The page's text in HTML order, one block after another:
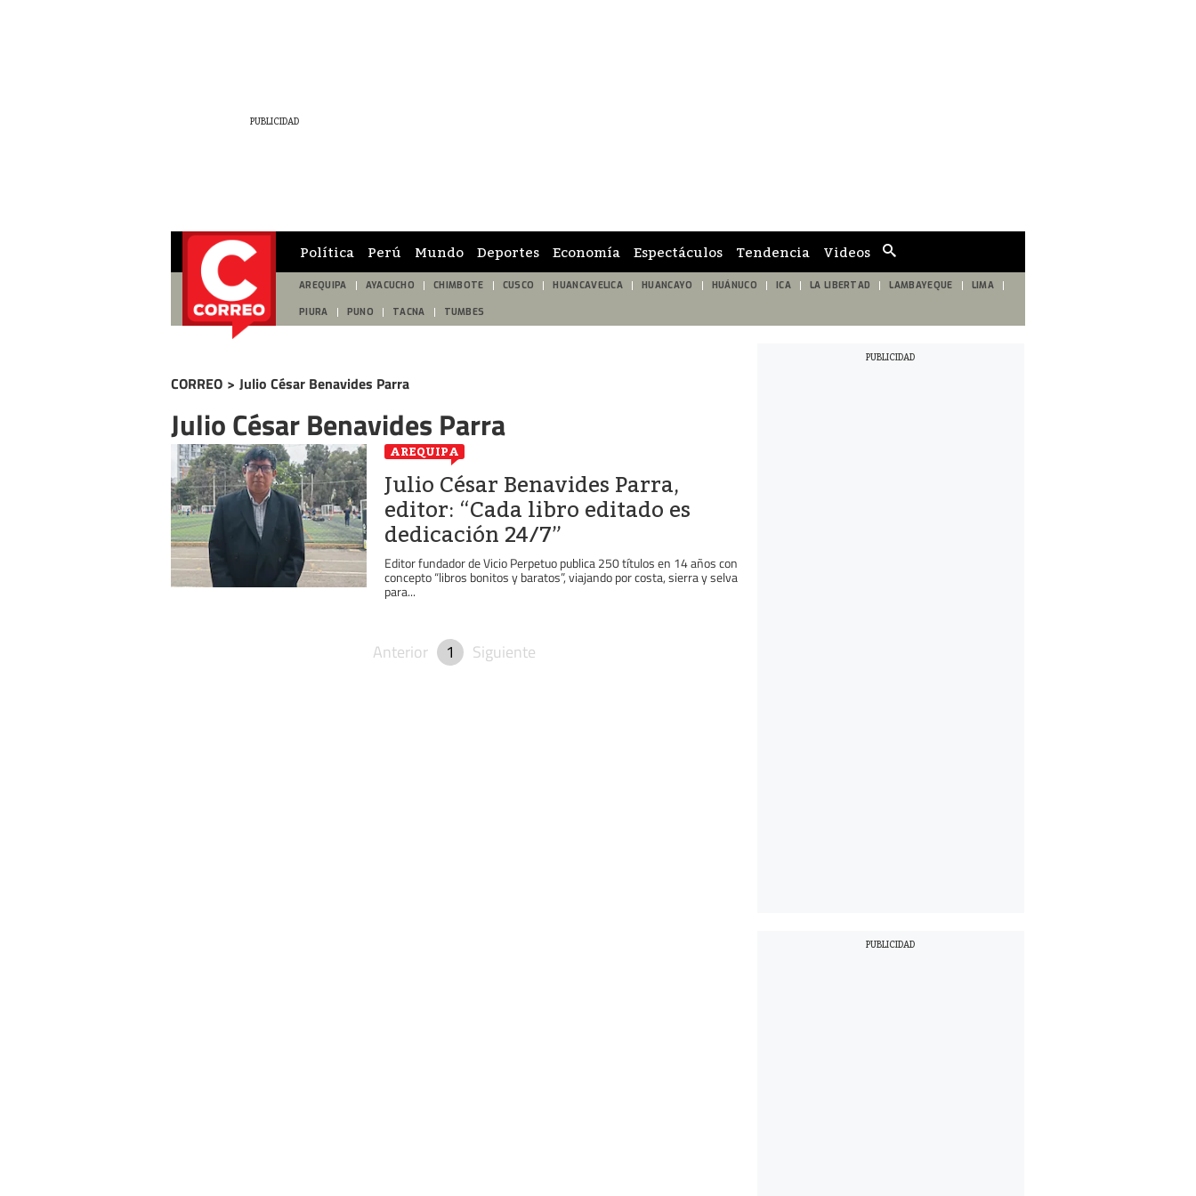
de
búsqueda
Política Perú Mundo Deportes Economía Espectáculos Tendencia Videos
AREQUIPA AYACUCHO CHIMBOTE CUSCO HUANCAVELICA HUANCAYO HUÁNUCO ICA LA LIBERTAD LAMBAYEQUE LIMA
PIURA PUNO TACNA TUMBES
CORREO > Julio César Benavides Parra
Julio César Benavides Parra
AREQUIPA
Julio César Benavides Parra,
editor: “Cada libro editado es
dedicación 24/7”
Editor fundador de Vicio Perpetuo publica 250 títulos en 14 años con
concepto “libros bonitos y baratos”, viajando por costa, sierra y selva
para...
Anterior 1 Siguiente